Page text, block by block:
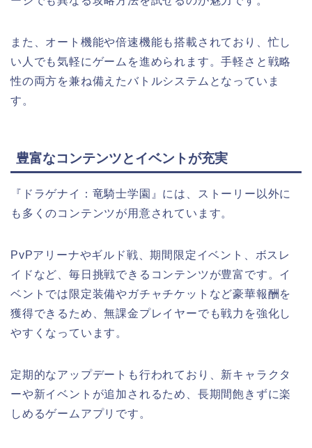
また、オート機能や倍速機能も搭載されており、忙し
い人でも気軽にゲームを進められます。手軽さと戦略
性の両方を兼ね備えたバトルシステムとなっていま
す。
豊富なコンテンツとイベントが充実
『ドラゲナイ：竜騎士学園』には、ストーリー以外に
も多くのコンテンツが用意されています。
PvPアリーナやギルド戦、期間限定イベント、ボスレ
イドなど、毎日挑戦できるコンテンツが豊富です。イ
ベントでは限定装備やガチャチケットなど豪華報酬を
獲得できるため、無課金プレイヤーでも戦力を強化し
やすくなっています。
定期的なアップデートも行われており、新キャラクタ
ーや新イベントが追加されるため、長期間飽きずに楽
しめるゲームアプリです。